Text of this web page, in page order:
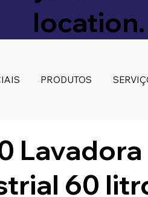
PRODUTOS
60
location.